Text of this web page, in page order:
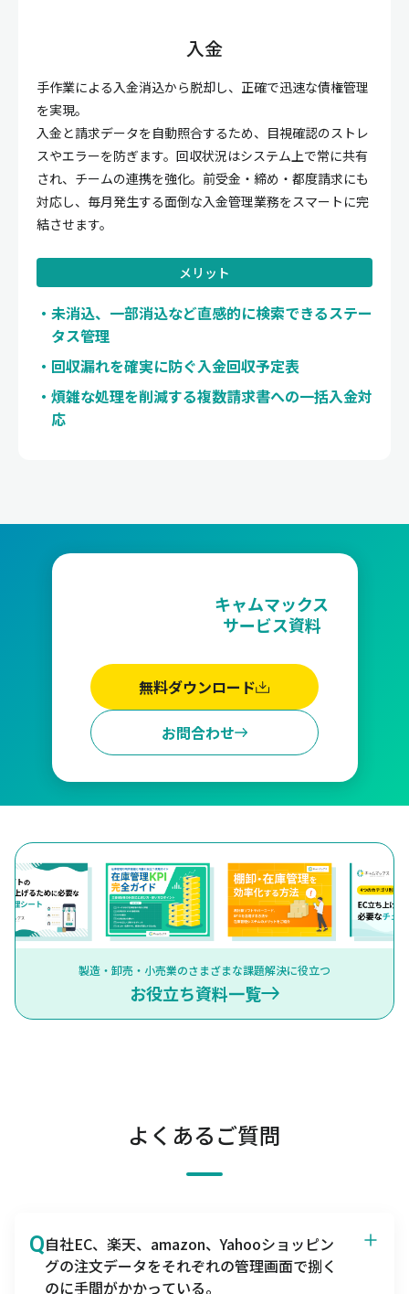
入金
手作業による入金消込から脱却し、正確で迅速な債権管理
を実現。
入金と請求データを自動照合するため、目視確認のストレ
スやエラーを防ぎます。回収状況はシステム上で常に共有
され、チームの連携を強化。前受金・締め・都度請求にも
対応し、毎月発生する面倒な入金管理業務をスマートに完
結させます。
メリット
未消込、一部消込など直感的に検索できるステー
タス管理
回収漏れを確実に防ぐ入金回収予定表
煩雑な処理を削減する複数請求書への一括入金対
応
キャムマックス
サービス資料
お問合わせ
無料ダウンロード
製造・卸売・小売業のさまざまな課題解決に役立つ
お役立ち資料一覧
よくあるご質問
Q自社EC、楽天、amazon、Yahooショッピン
グの注文データをそれぞれの管理画面で捌く
のに手間がかかっている。